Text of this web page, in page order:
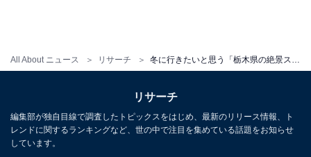
All About ニュース リサーチ 冬に行きたいと思う「栃木県の絶景スポット」ランキング！ 2位「華厳滝」「中禅寺湖」を抑えた1位は？【2026年調査】
リサーチ
編集部が独自目線で調査したトピックスをはじめ、最新のリリース情報、ト
レンドに関するランキングなど、世の中で注目を集めている話題をお知らせ
しています。